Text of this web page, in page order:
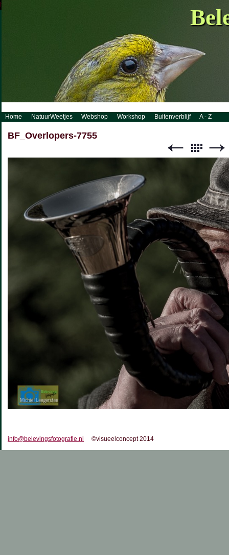
http://www.visueelconcept.nl/sitemap.xml.gz
Home NatuurWeetjes Webshop Workshop Buitenverblijf A - Z
BF_Overlopers-7755
info@belevingsfotografie.nl ©visueelconcept 2014